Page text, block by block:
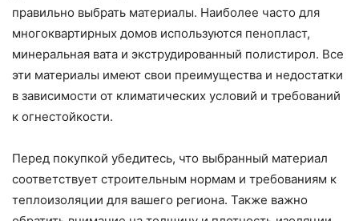
правильно выбрать материалы. Наиболее часто для
многоквартирных домов используются пенопласт,
минеральная вата и экструдированный полистирол. Все
эти материалы имеют свои преимущества и недостатки
в зависимости от климатических условий и требований
к огнестойкости.
Перед покупкой убедитесь, что выбранный материал
соответствует строительным нормам и требованиям к
теплоизоляции для вашего региона. Также важно